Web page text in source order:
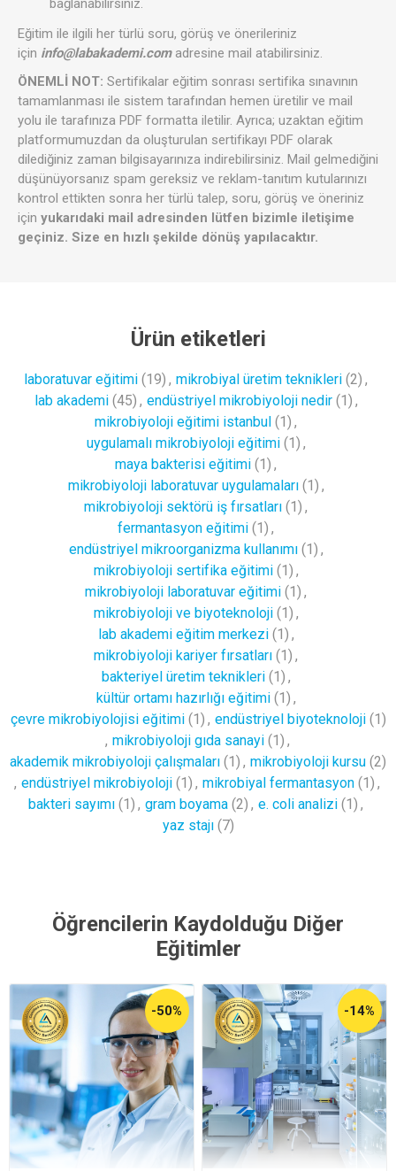
bağlanabilirsiniz.
Eğitim ile ilgili her türlü soru, görüş ve önerileriniz
için info@labakademi.comadresine mail atabilirsiniz.
ÖNEMLİ NOT: Sertifikalar eğitim sonrası sertifika sınavının
tamamlanması ile sistem tarafından hemen üretilir ve mail
yolu ile tarafınıza PDF formatta iletilir. Ayrıca; uzaktan eğitim
platformumuzdan da oluşturulan sertifikayı PDF olarak
dilediğiniz zaman bilgisayarınıza indirebilirsiniz. Mail gelmediğini
düşünüyorsanız spam gereksiz ve reklam-tanıtım kutularınızı
kontrol ettikten sonra her türlü talep, soru, görüş ve öneriniz
için yukarıdaki mail adresinden lütfen bizimle iletişime
geçiniz. Size en hızlı şekilde dönüş yapılacaktır.
Ürün etiketleri
laboratuvar eğitimi (19) , mikrobiyal üretim teknikleri (2) ,
lab akademi (45) , endüstriyel mikrobiyoloji nedir (1) ,
mikrobiyoloji eğitimi istanbul (1) ,
uygulamalı mikrobiyoloji eğitimi (1) ,
maya bakterisi eğitimi (1) ,
mikrobiyoloji laboratuvar uygulamaları (1) ,
mikrobiyoloji sektörü iş fırsatları (1) ,
fermantasyon eğitimi (1) ,
endüstriyel mikroorganizma kullanımı (1) ,
mikrobiyoloji sertifika eğitimi (1) ,
mikrobiyoloji laboratuvar eğitimi (1) ,
mikrobiyoloji ve biyoteknoloji (1) ,
lab akademi eğitim merkezi (1) ,
mikrobiyoloji kariyer fırsatları (1) ,
bakteriyel üretim teknikleri (1) ,
kültür ortamı hazırlığı eğitimi (1) ,
çevre mikrobiyolojisi eğitimi (1) , endüstriyel biyoteknoloji (1)
, mikrobiyoloji gıda sanayi (1) ,
akademik mikrobiyoloji çalışmaları (1) , mikrobiyoloji kursu (2)
, endüstriyel mikrobiyoloji (1) , mikrobiyal fermantasyon (1) ,
bakteri sayımı (1) , gram boyama (2) , e. coli analizi (1) ,
yaz stajı (7)
Öğrencilerin Kaydolduğu Diğer
Eğitimler
-50% -14%